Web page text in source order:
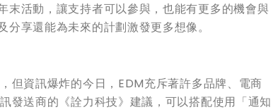
活動，讓支持者可以參與，也能有更多的機會與
享還能為未來的計劃激發更多想像。
但資訊爆炸的今日，EDM充斥著許多品牌、電商
發送商的《詮力科技》建議，可以搭配使用「通知